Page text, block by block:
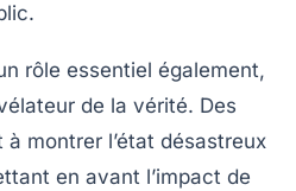
rôle essentiel également,
de la vérité. Des
à montrer l’état désastreux
en avant l’impact de